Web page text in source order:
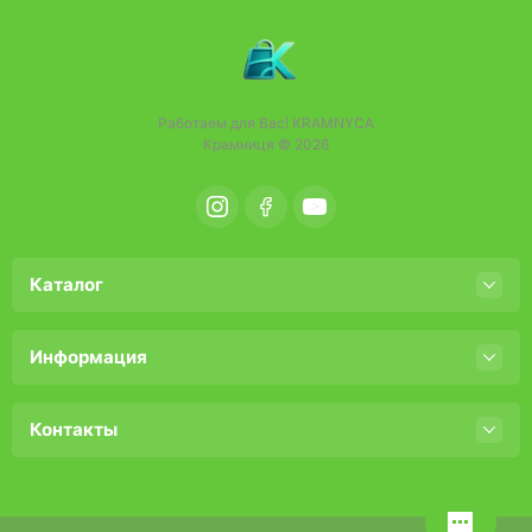
Работаем для Вас! KRAMNYCA
Крамниця © 2026
Каталог
Информация
Контакты